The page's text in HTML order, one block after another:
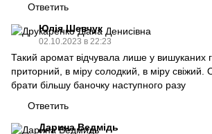
Ответить
Юлія Шевчук
02.10.2023 в 22:23
Такий аромат відчувала лише у вишуканих
приторний, в міру солодкий, в міру свіжий.
брати більшу баночку наступного разу
Ответить
Дарина Ведмідь